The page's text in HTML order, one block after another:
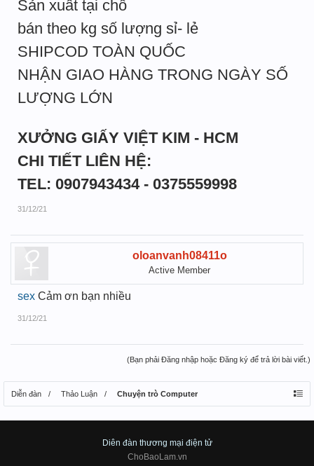
Sản xuất tại chổ
bán theo kg số lượng sỉ- lẻ
SHIPCOD TOÀN QUỐC
NHẬN GIAO HÀNG TRONG NGÀY SỐ
LƯỢNG LỚN
XƯỞNG GIẤY VIỆT KIM - HCM
CHI TIẾT LIÊN HỆ:
TEL: 0907943434 - 0375559998
31/12/21
oloanvanh08411o
Active Member
sex Cảm ơn bạn nhiều
31/12/21
(Bạn phải Đăng nhập hoặc Đăng ký để trả lời bài viết.)
Diễn đàn Thảo Luận Chuyện trò Computer
Diên đàn thương mại điện tử
ChoBaoLam.vn